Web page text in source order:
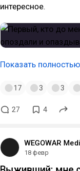
интересное.
Показать полностью
17 3 3
27 4
WEGOWAR
18 февр